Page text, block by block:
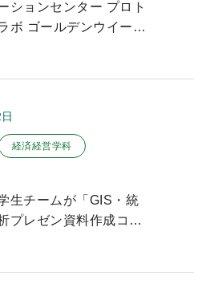
ションセンター プロト
ボ ゴールデンウイーク
のカテゴリー
経済経営学科
生チームが「GIS・統
プレゼン資料作成コン